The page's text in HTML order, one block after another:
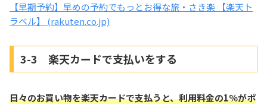
【早期予約】早めの予約でもっとお得な旅・さき楽 【楽天ト
ラベル】 (rakuten.co.jp)
3-3 楽天カードで支払いをする
日々のお買い物を楽天カードで支払うと、利用料金の1％がポ